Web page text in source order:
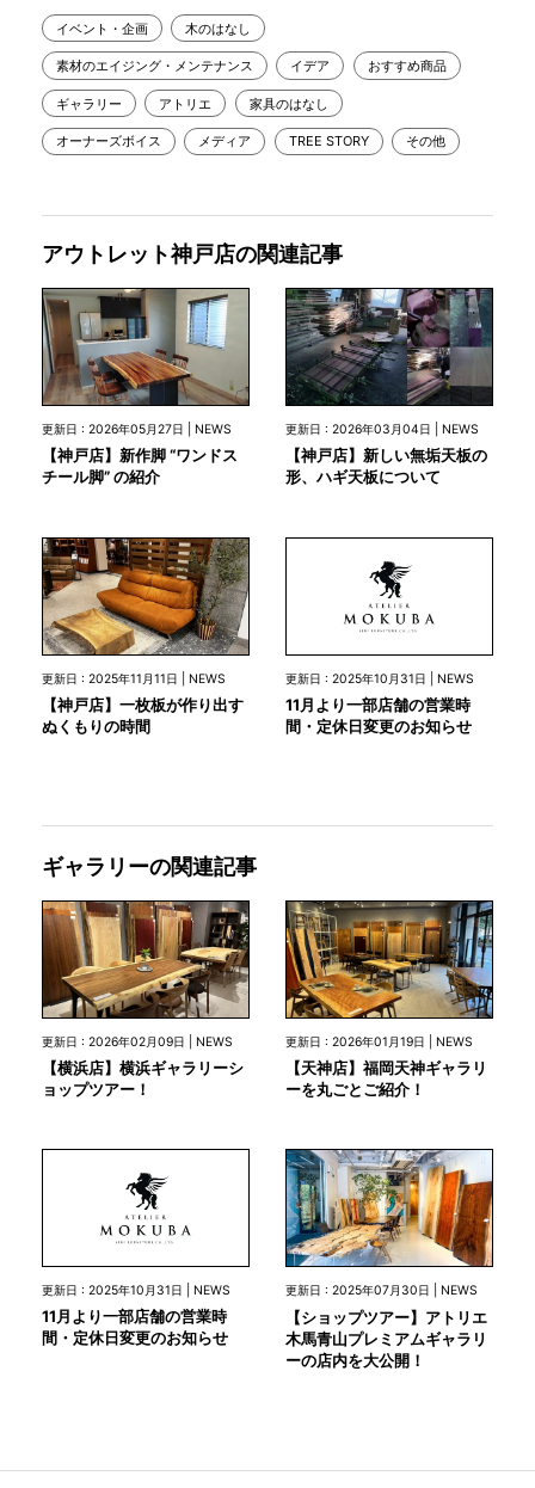
イベント・企画 木のはなし
素材のエイジング・メンテナンス イデア おすすめ商品
ギャラリー アトリエ 家具のはなし
オーナーズボイス メディア TREE STORY その他
アウトレット神戸店の関連記事
更新日 : 2026年05月27日 | NEWS
【神戸店】新作脚 “ワンドス
チール脚” の紹介
更新日 : 2026年03月04日 | NEWS
【神戸店】新しい無垢天板の
形、ハギ天板について
更新日 : 2025年11月11日 | NEWS
【神戸店】一枚板が作り出す
ぬくもりの時間
更新日 : 2025年10月31日 | NEWS
11月より一部店舗の営業時
間・定休日変更のお知らせ
ギャラリーの関連記事
更新日 : 2026年02月09日 | NEWS
【横浜店】横浜ギャラリーシ
ョップツアー！
更新日 : 2026年01月19日 | NEWS
【天神店】福岡天神ギャラリ
ーを丸ごとご紹介！
更新日 : 2025年10月31日 | NEWS
11月より一部店舗の営業時
間・定休日変更のお知らせ
更新日 : 2025年07月30日 | NEWS
【ショップツアー】アトリエ
木馬青山プレミアムギャラリ
ーの店内を大公開！